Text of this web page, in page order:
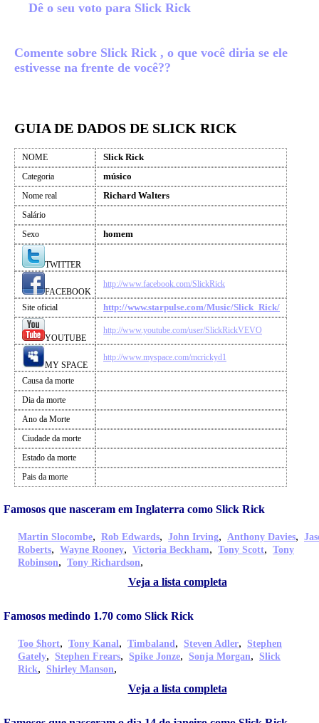
Dê o seu voto para Slick Rick
Comente sobre Slick Rick , o que você diria se ele
estivesse na frente de você??
GUIA DE DADOS DE SLICK RICK
NOME Slick Rick
Categoria músico
Nome real Richard Walters
Salário
Sexo
homem
TWITTER
FACEBOOK
http://www.facebook.com/SlickRick
Site oficial http://www.starpulse.com/Music/Slick_Rick/
YOUTUBE
http://www.youtube.com/user/SlickRickVEVO
MY SPACE
http://www.myspace.com/mcrickyd1
Causa da morte
Dia da morte
Ano da Morte
Ciudade da morte
Estado da morte
Pais da morte
Famosos que nasceram em Inglaterra como Slick Rick
Martin Slocombe, Rob Edwards, John Irving, Anthony Davies,
Roberts, Wayne Rooney, Victoria Beckham, Tony Scott, Tony
Robinson, Tony Richardson,
Veja a lista completa
Famosos medindo 1.70 como Slick Rick
Too $hort, Tony Kanal, Timbaland, Steven Adler, Stephen
Gately, Stephen Frears, Spike Jonze, Sonja Morgan, Slick
Rick, Shirley Manson,
Veja a lista completa